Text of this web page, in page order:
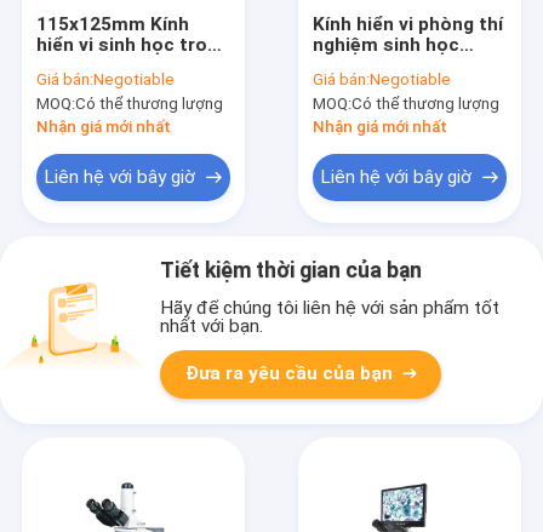
115x125mm Kính
hiển vi sinh học trong
Kính hiển vi một mắt
chứa dầu 40X 100X
Giá bán:Negotiable
MOQ:Có thể thương lượng
Nhận giá mới nhất
Liên hệ với bây giờ
Kính hiển vi phòng thí
nghiệm sinh học
hiển vi phòng thí
nghiệm y tế
132x142mm
Giá bán:Negotiable
MOQ:Có thể thương lượng
Nhận giá mới nhất
Liên hệ với bây giờ
Tiết kiệm thời gian của bạn
Hãy để chúng tôi liên hệ với sản phẩm tốt
nhất với bạn.
Đưa ra yêu cầu của bạn